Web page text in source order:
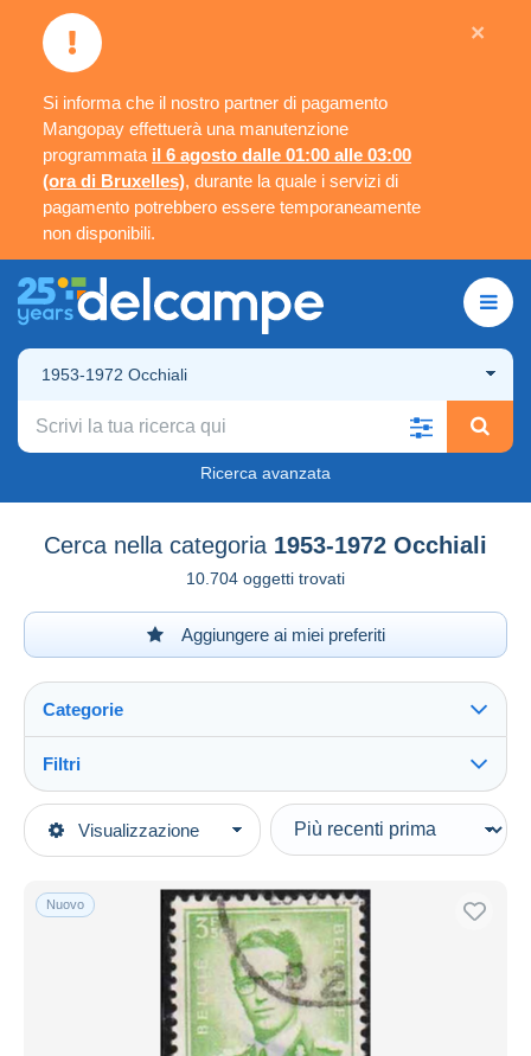
Si informa che il nostro partner di pagamento
Mangopay effettuerà una manutenzione
programmata il 6 agosto dalle 01:00 alle 03:00
(ora di Bruxelles), durante la quale i servizi di
pagamento potrebbero essere temporaneamente
non disponibili.
×
1953-1972 Occhiali
Ricerca avanzata
Cerca nella categoria 1953-1972 Occhiali
10.704 oggetti trovati
Aggiungere ai miei preferiti
Visualizzazione
Categorie
Categorie principali
Europa
1953-1972 Occhiali
Filtri
Tipo di vendita
In corso
Prezzo fisso
Asta con offerte
Aste senza offerte
Casa d'aste
Nuovo